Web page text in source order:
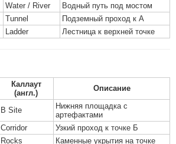
Water / River
Водный путь под мостом
Tunnel
Подземный проход к А
Ladder Лестница к верхней точке
Каллаут
(англ.)
Описание
B Site
Нижняя площадка с
артефактами
Corridor
Узкий проход к точке Б
Rocks
Каменные укрытия на точке